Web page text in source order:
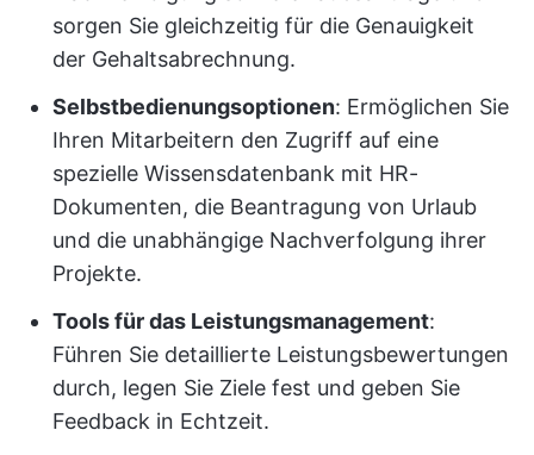
sorgen Sie gleichzeitig für die Genauigkeit
der Gehaltsabrechnung.
Selbstbedienungsoptionen: Ermöglichen Sie
Ihren Mitarbeitern den Zugriff auf eine
spezielle Wissensdatenbank mit HR-
Dokumenten, die Beantragung von Urlaub
und die unabhängige Nachverfolgung ihrer
Projekte.
Tools für das Leistungsmanagement:
Führen Sie detaillierte Leistungsbewertungen
durch, legen Sie Ziele fest und geben Sie
Feedback in Echtzeit.